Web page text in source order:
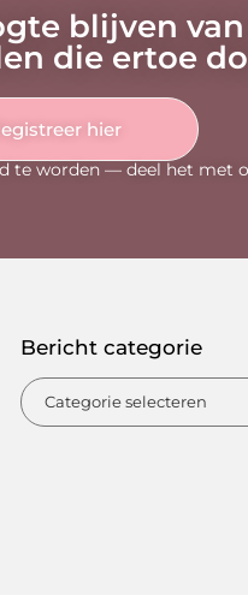
blijven
die ertoe
hier
te worden — deel het met
Bericht categorie